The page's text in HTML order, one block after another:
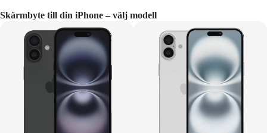
Skärmbyte till din iPhone – välj modell